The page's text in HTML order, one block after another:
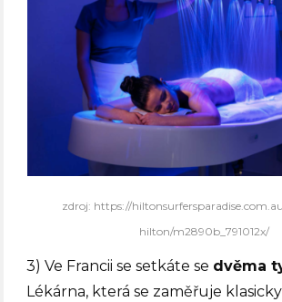
zdroj: https://
hilton/m2890b_791012x/
3) Ve Francii se setkáte se dvěma
Lékárna, která se zaměřuje